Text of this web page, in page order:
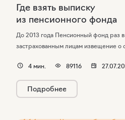
Где взять выписку
из пенсионного фонда
До 2013 года Пенсионный фонд раз в
застрахованным лицам извещение о
необходимость отменили, но право
накопления осталось.
Подробнее
4 мин. 89116